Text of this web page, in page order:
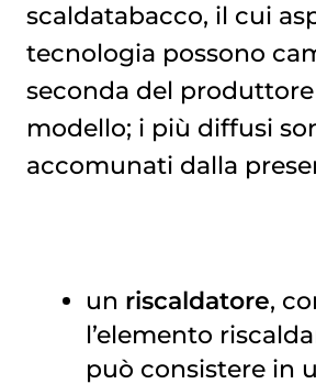
scaldatabacco, il cui
tecnologia possono
seconda del produttore
modello; i più diffusi
accomunati dalla
un riscaldatore,
l’elemento
può consistere in